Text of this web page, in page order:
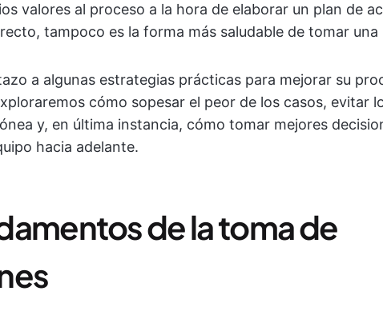
valores al proceso a la hora de elaborar un plan de
tampoco es la forma más saludable de tomar una
a algunas estrategias prácticas para mejorar su
cómo sopesar el peor de los casos, evitar
y, en última instancia, cómo tomar mejores
hacia adelante.
de la toma de